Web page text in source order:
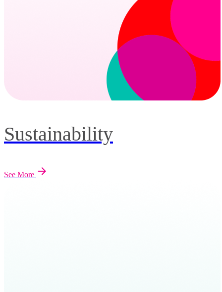
Sustainability
See More